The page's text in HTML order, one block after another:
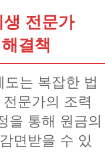
전문가
결책
는 복잡한 법
문가의 조력
을 통해 원금의
면받을 수 있